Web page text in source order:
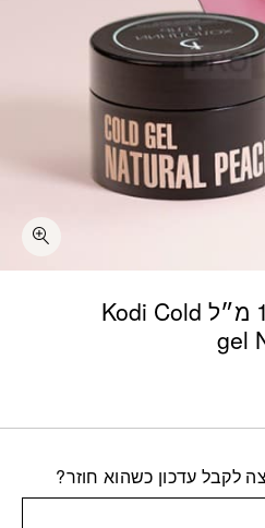
ג׳ל בניה טבעי קודי 15 מ״ל Kodi Cold
gel
לקבל עדכון כשהוא חוזר?